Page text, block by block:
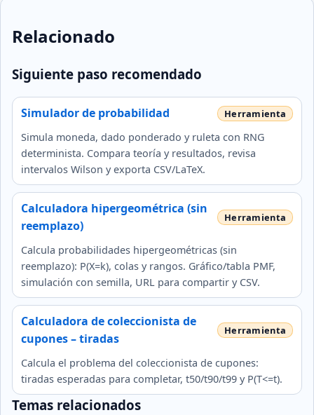
Relacionado
Siguiente paso recomendado
Simulador de probabilidad
Simula moneda, dado ponderado y ruleta con RNG
determinista. Compara teoría y resultados, revisa
intervalos Wilson y exporta CSV/LaTeX.
Calculadora hipergeométrica (sin
reemplazo)
Calcula probabilidades hipergeométricas (sin
reemplazo): P(X=k), colas y rangos. Gráfico/tabla PMF,
simulación con semilla, URL para compartir y CSV.
Calculadora de coleccionista de
cupones – tiradas
Calcula el problema del coleccionista de cupones:
tiradas esperadas para completar, t50/t90/t99 y P(T<=t).
Temas relacionados